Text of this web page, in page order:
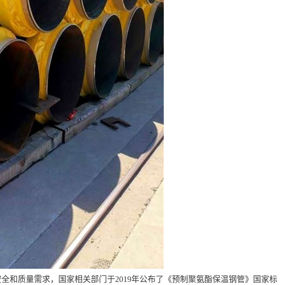
和质量需求，国家相关部门于2019年公布了《预制聚氨酯保温钢管》国家标